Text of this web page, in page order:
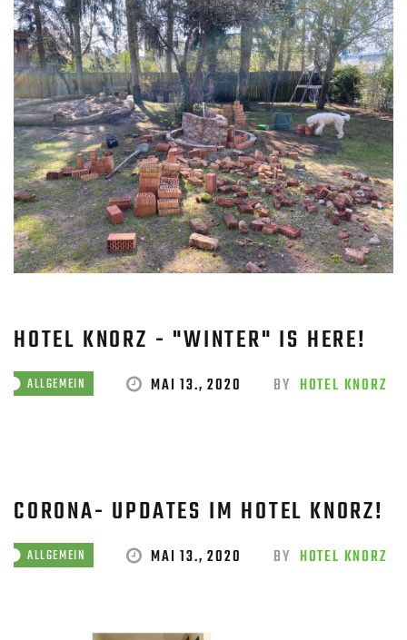
HOTEL KNORZ - "WINTER" IS HERE!
ALLGEMEIN MAI 13., 2020 BY HOTEL KNORZ
CORONA- UPDATES IM HOTEL KNORZ!
ALLGEMEIN MAI 13., 2020 BY HOTEL KNORZ